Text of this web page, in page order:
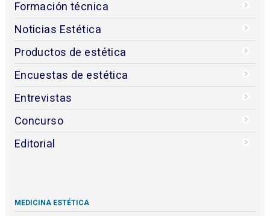
Formación técnica
Noticias Estética
Productos de estética
Encuestas de estética
Entrevistas
Concurso
Editorial
MEDICINA ESTÉTICA